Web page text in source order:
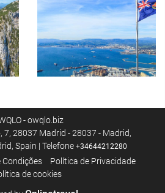
- owqlo.biz
7, 28037 Madrid - 28037 - Madrid,
Spain | Telefone +34644212280
Condições
Política de Privacidade
de cookies